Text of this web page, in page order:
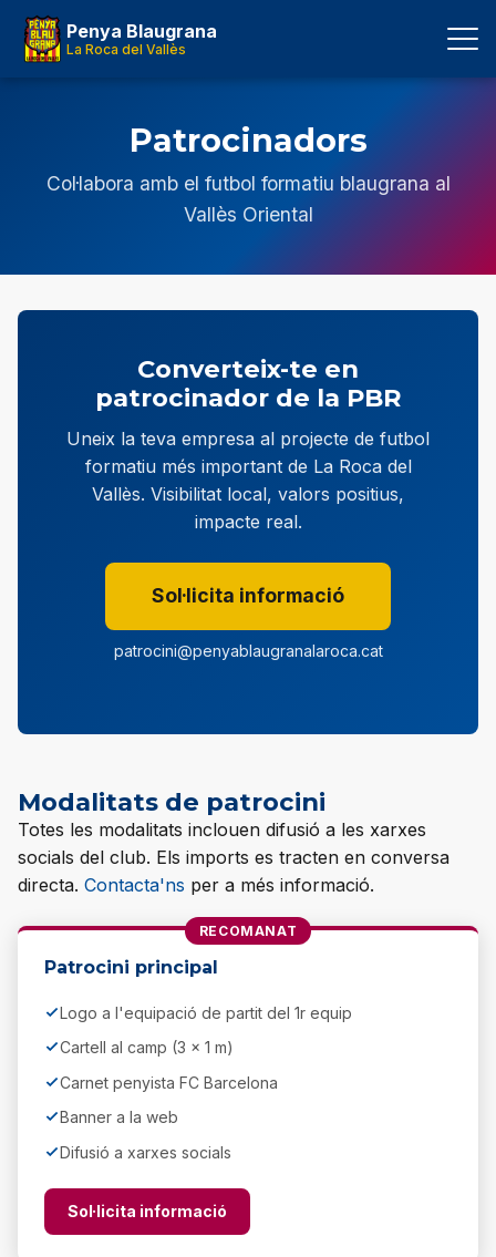
Penya Blaugrana
La Roca del Vallès
Patrocinadors
Col·labora amb el futbol formatiu blaugrana al
Vallès Oriental
Converteix-te en
patrocinador de la PBR
Uneix la teva empresa al projecte de futbol
formatiu més important de La Roca del
Vallès. Visibilitat local, valors positius,
impacte real.
Sol·licita informació
patrocini@penyablaugranalaroca.cat
Modalitats de patrocini
Totes les modalitats inclouen difusió a les xarxes
socials del club. Els imports es tracten en conversa
directa. Contacta'ns per a més informació.
RECOMANAT
Patrocini principal
Logo a l'equipació de partit del 1r equip
Cartell al camp (3 x 1 m)
Carnet penyista FC Barcelona
Banner a la web
Difusió a xarxes socials
Sol·licita informació